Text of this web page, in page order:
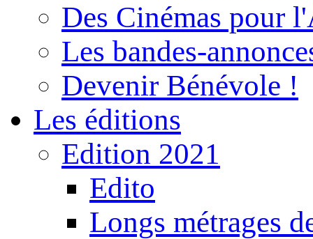
Des Cinémas pour
Les bandes-
Devenir Bénévole !
Les éditions
Edition 2021
Edito
Longs métrages